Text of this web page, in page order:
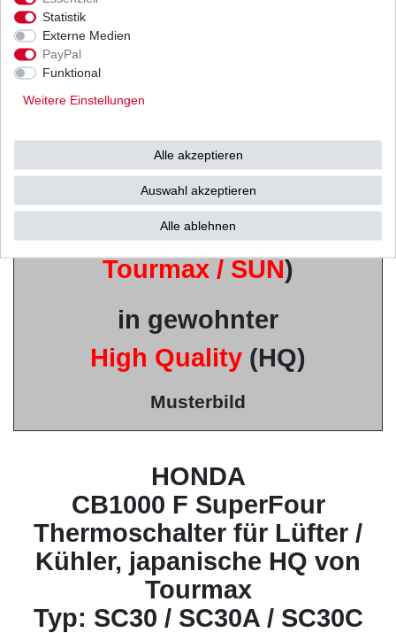
Originalteile -
u.a. von
Shindengen u.v.w.
(Vertrieb durch
Tourmax / SUN)
in gewohnter
High Quality (HQ)
Musterbild
HONDA
CB1000 F SuperFour
Thermoschalter für Lüfter /
Kühler, japanische HQ von
Tourmax
Typ: SC30 / SC30A / SC30C
Statistik
Externe Medien
PayPal
Funktional
Weitere Einstellungen
Alle akzeptieren
Auswahl akzeptieren
Alle ablehnen